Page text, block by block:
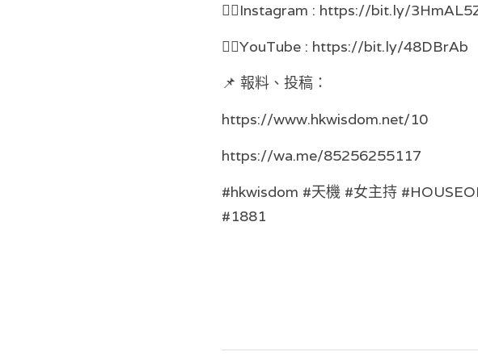
👉🏻Instagram : https://bit.ly/
👉🏻YouTube : https://bit.ly/48DBrAb
📌 報料、投稿：
https://www.hkwisdom.net/10
https://wa.me/85256255117
#hkwisdom #天機 #女主持
#1881